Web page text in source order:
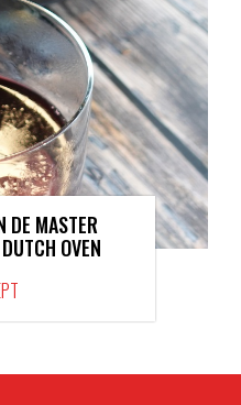
DE MASTER
OVEN